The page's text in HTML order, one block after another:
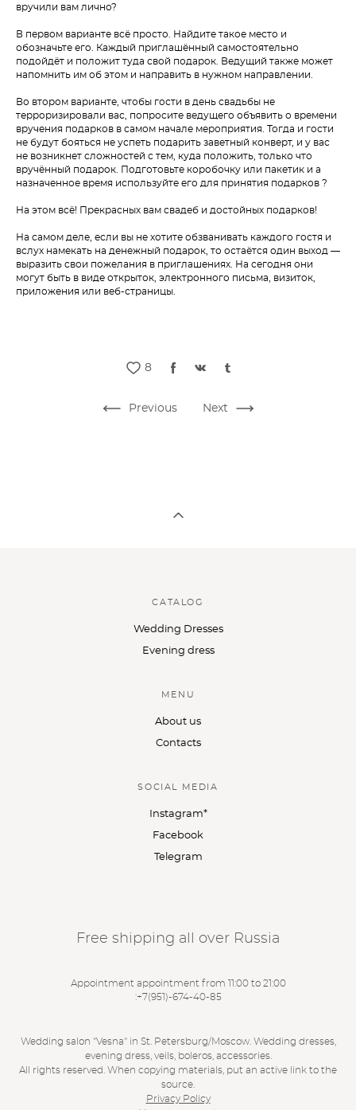
вручили вам лично?
В первом варианте всё просто. Найдите такое место и
обозначьте его. Каждый приглашённый самостоятельно
подойдёт и положит туда свой подарок. Ведущий также может
напомнить им об этом и направить в нужном направлении.
Во втором варианте, чтобы гости в день свадьбы не
терроризировали вас, попросите ведущего объявить о времени
вручения подарков в самом начале мероприятия. Тогда и гости
не будут бояться не успеть подарить заветный конверт, и у вас
не возникнет сложностей с тем, куда положить, только что
вручённый подарок. Подготовьте коробочку или пакетик и а
назначенное время используйте его для принятия подарков ?
На этом всё! Прекрасных вам свадеб и достойных подарков!
На самом деле, если вы не хотите обзванивать каждого гостя и
вслух намекать на денежный подарок, то остаётся один выход —
выразить свои пожелания в приглашениях. На сегодня они
могут быть в виде открыток, электронного письма, визиток,
приложения или веб-страницы.
8
Previous Next
CATALOG
Wedding Dresses
Evening dress
MENU
About us
Contacts
SOCIAL MEDIA
Instagram*
Facebook
Telegram
Free shipping all over Russia
Appointment appointment from 11:00 to 21:00
:+7(951)-674-40-85
Wedding salon "Vesna" in St. Petersburg/Moscow. Wedding dresses,
evening dress, veils, boleros, accessories.
All rights reserved. When copying materials, put an active link to the
source.
Privacy Policy